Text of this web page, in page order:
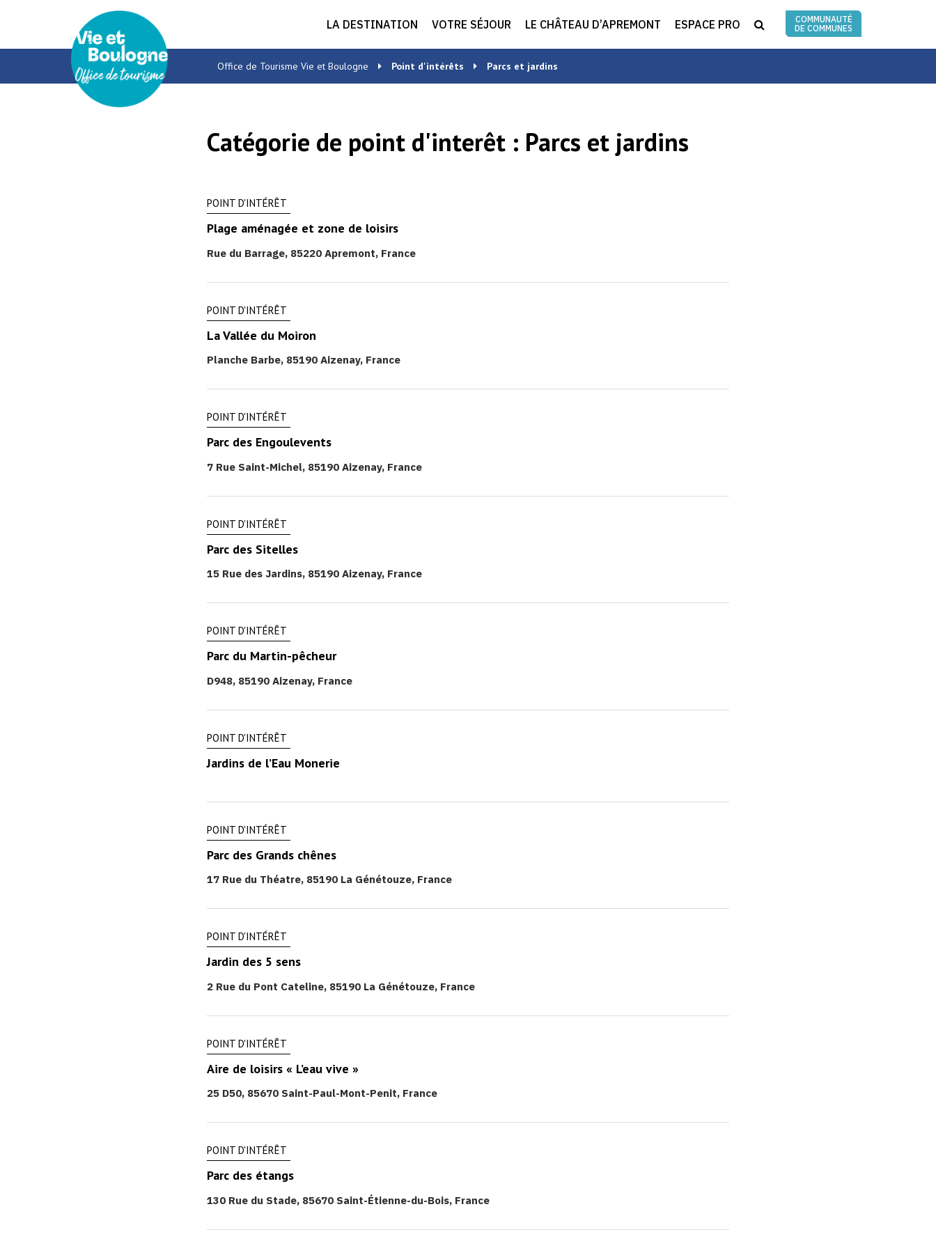
LA DESTINATION VOTRE SÉJOUR LE CHÂTEAU D’APREMONT ESPACE PRO RECHERCHE
COMMUNAUTÉ
DE COMMUNES
Office de Tourisme Vie et Boulogne Point d'intérêts Parcs et jardins
Catégorie de point d'interêt : Parcs et jardins
POINT D'INTÉRÊT
Plage aménagée et zone de loisirs
Rue du Barrage, 85220 Apremont, France
POINT D'INTÉRÊT
La Vallée du Moiron
Planche Barbe, 85190 Aizenay, France
POINT D'INTÉRÊT
Parc des Engoulevents
7 Rue Saint-Michel, 85190 Aizenay, France
POINT D'INTÉRÊT
Parc des Sitelles
15 Rue des Jardins, 85190 Aizenay, France
POINT D'INTÉRÊT
Parc du Martin-pêcheur
D948, 85190 Aizenay, France
POINT D'INTÉRÊT
Jardins de l’Eau Monerie
POINT D'INTÉRÊT
Parc des Grands chênes
17 Rue du Théatre, 85190 La Génétouze, France
POINT D'INTÉRÊT
Jardin des 5 sens
2 Rue du Pont Cateline, 85190 La Génétouze, France
POINT D'INTÉRÊT
Aire de loisirs « L’eau vive »
25 D50, 85670 Saint-Paul-Mont-Penit, France
POINT D'INTÉRÊT
Parc des étangs
130 Rue du Stade, 85670 Saint-Étienne-du-Bois, France